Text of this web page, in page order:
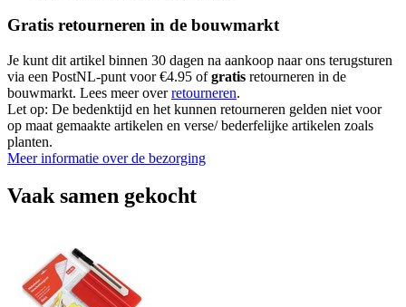
Gratis retourneren in de bouwmarkt
Je kunt dit artikel binnen 30 dagen na aankoop naar ons terugsturen
via een PostNL-punt voor €4.95 ofgratis retourneren in de
bouwmarkt. Lees meer overretourneren.
Let op: De bedenktijd en het kunnen retourneren gelden niet voor
op maat gemaakte artikelen en verse/ bederfelijke artikelen zoals
planten.
Meer informatie over de bezorging
Vaak samen gekocht